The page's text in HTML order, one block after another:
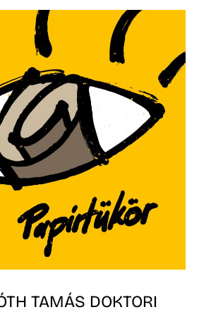
TAMÁS DOKTORI